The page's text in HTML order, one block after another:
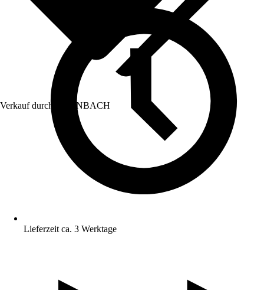
Verkauf durch: HORNBACH
Lieferzeit ca. 3 Werktage